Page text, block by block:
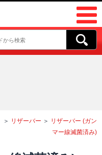
＞ リザーバー ＞ リザーバー (ガン
マー線滅菌済み)